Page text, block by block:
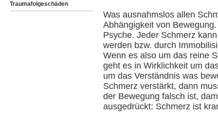
Traumafolgeschäden
Was ausnahmslos allen
Abhängigkeit von
Psyche. Jeder Schmerz
werden bzw. durch
Wenn es also um das reine
geht es in Wirklichkeit um
um das Verständnis was
Schmerz verstärkt, dann
der Bewegung falsch ist,
ausgedrückt: Schmerz ist